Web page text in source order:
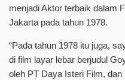
menjadi Aktor terbaik dalam
Jakarta pada tahun 1978.
“Pada tahun 1978 itu juga,
di film layar lebar berjudul
oleh PT Daya Isteri Film,